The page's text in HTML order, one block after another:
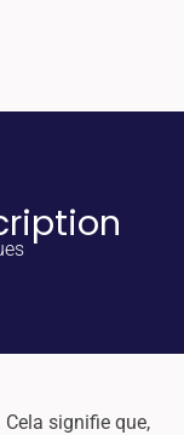
signifie que,